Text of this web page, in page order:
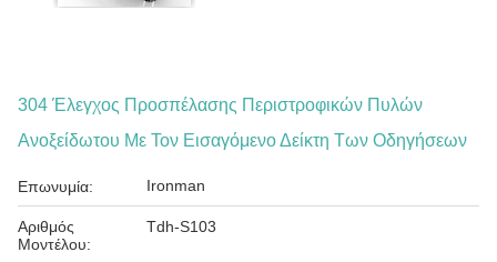
304 Έλεγχος Προσπέλασης Περιστροφικών Πυλών
Ανοξείδωτου Με Τον Εισαγόμενο Δείκτη Των Οδηγήσεων
Επωνυμία: Ironman
Αριθμός
Μοντέλου:
Tdh-S103